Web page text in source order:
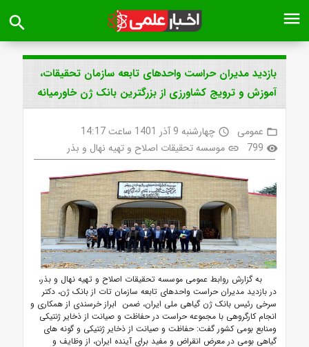
menu
search
بازدید مدیران حراست واحدهای تابعه سازمان تحقیقات،
آموزش و ترویج کشاورزی از بزرگترین بانک ژن خاورمیانه
folder_open عمومی access_time چهارشنبه 9 آذر 1401 ساعت 14:17
visibility
799
link موسسه تحقیقات اصلاح و تهیه نهال و بذر
به گزارش روابط عمومی موسسه تحقیقات اصلاح و تهیه نهال و بذر،
در بازدید مدیران حراست واحدهای تابعه سازمان تات از بانک ژن، دکتر
سرخی رئیس بانک ژن گیاهی ملی ایران، ضمن ابراز خرسندی از همکاری و
انجام کارگروهی با مجموعه حراست در حفاظت و صیانت از ذخایر ژنتیکی
ومنابع بومی کشور گفت: حفاظت و صیانت از ذخایر ژنتیکی و گونه های
گیاهی بومی در معرض انقراض و مفید برای آینده ایران، از وظایف و